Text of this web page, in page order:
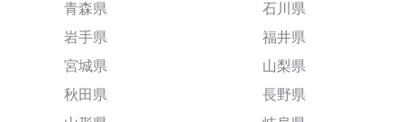
青森県
岩手県
宮城県
秋田県
石川県
福井県
山梨県
長野県